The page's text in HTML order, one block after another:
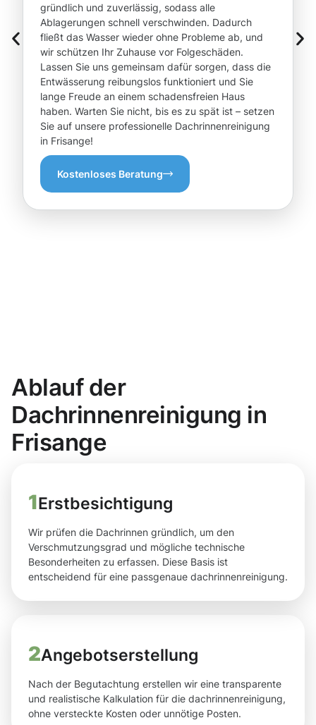
gründlich und zuverlässig, sodass alle
Ablagerungen schnell verschwinden. Dadurch
fließt das Wasser wieder ohne Probleme ab, und
wir schützen Ihr Zuhause vor Folgeschäden.
Lassen Sie uns gemeinsam dafür sorgen, dass die
Entwässerung reibungslos funktioniert und Sie
lange Freude an einem schadensfreien Haus
haben. Warten Sie nicht, bis es zu spät ist – setzen
Sie auf unsere professionelle Dachrinnenreinigung
in Frisange!
Kostenloses Beratung
Ablauf der
Dachrinnenreinigung in
Frisange
1Erstbesichtigung
Wir prüfen die Dachrinnen gründlich, um den
Verschmutzungsgrad und mögliche technische
Besonderheiten zu erfassen. Diese Basis ist
entscheidend für eine passgenaue dachrinnenreinigung.
2Angebotserstellung
Nach der Begutachtung erstellen wir eine transparente
und realistische Kalkulation für die dachrinnenreinigung,
ohne versteckte Kosten oder unnötige Posten.